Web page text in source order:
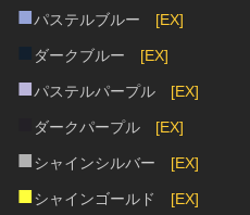
■パステルブルー [EX]
ダークブルー [EX]
■パステルパープル [EX]
ダークパープル [EX]
■シャインシルバー [EX]
■シャインゴールド [EX]